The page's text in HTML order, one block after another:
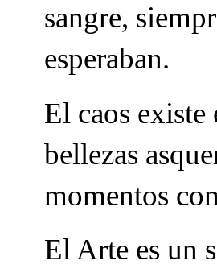
sangre,
esperaban.
El caos existe
bellezas
momentos
El Arte es un